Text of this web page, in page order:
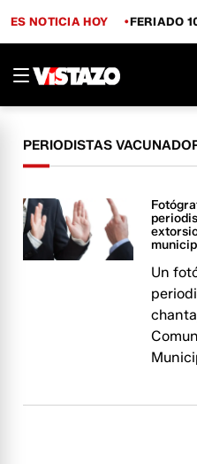
ES NOTICIA HOY FERIADO
PERIODISTAS
Un